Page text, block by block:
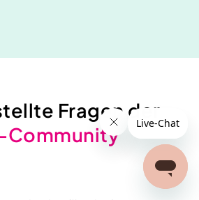
Fragen der
Community